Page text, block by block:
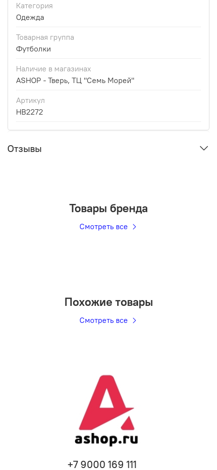
Категория
Одежда
Товарная группа
Футболки
Наличие в магазинах
ASHOP - Тверь, ТЦ "Семь Морей"
Артикул
HB2272
Отзывы
Товары бренда
Смотреть все
Похожие товары
Смотреть все
+7 9000 169 111